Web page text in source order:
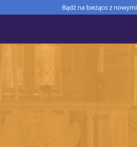
Bądź na bieżąco z